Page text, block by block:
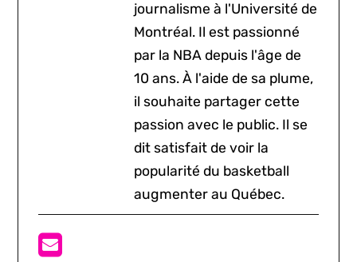
journalisme à l'Université de
Montréal. Il est passionné
par la NBA depuis l'âge de
10 ans. À l'aide de sa plume,
il souhaite partager cette
passion avec le public. Il se
dit satisfait de voir la
popularité du basketball
augmenter au Québec.